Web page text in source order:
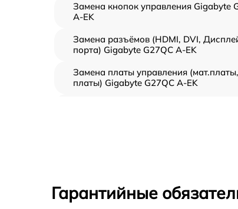
Замена кнопок управления Gigabyte
A-EK
Замена разъёмов (HDMI, DVI,
порта) Gigabyte G27QC A-EK
Замена платы управления
платы) Gigabyte G27QC A-EK
Гарантийные